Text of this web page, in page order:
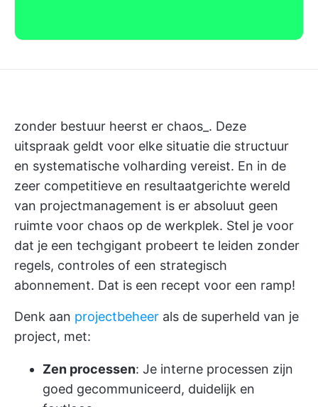
zonder bestuur heerst er chaos_. Deze
uitspraak geldt voor elke situatie die structuur
en systematische volharding vereist. En in de
zeer competitieve en resultaatgerichte wereld
van projectmanagement is er absoluut geen
ruimte voor chaos op de werkplek. Stel je voor
dat je een techgigant probeert te leiden zonder
regels, controles of een strategisch
abonnement. Dat is een recept voor een ramp!
Denk aan projectbeheer als de superheld van je
project, met:
Zen processen: Je interne processen zijn
goed gecommuniceerd, duidelijk en